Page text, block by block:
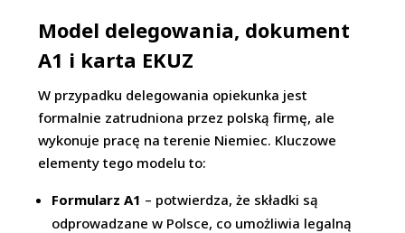
Model delegowania, dokument
A1 i karta EKUZ
W przypadku delegowania opiekunka jest
formalnie zatrudniona przez polską firmę, ale
wykonuje pracę na terenie Niemiec. Kluczowe
elementy tego modelu to:
Formularz A1 – potwierdza, że składki są
odprowadzane w Polsce, co umożliwia legalną